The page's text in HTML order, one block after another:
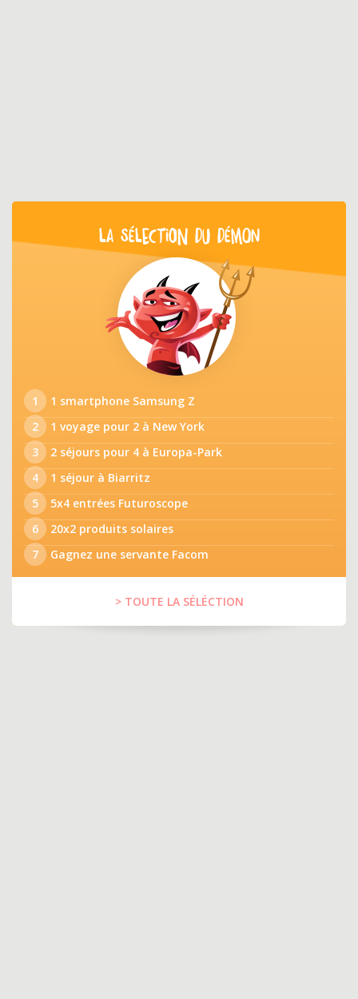
LA SÉLECTION DU DÉMON
1
1 smartphone Samsung Z
2
1 voyage pour 2 à New York
3
2 séjours pour 4 à Europa-Park
4
1 séjour à Biarritz
5
5x4 entrées Futuroscope
6
20x2 produits solaires
7
Gagnez une servante Facom
> TOUTE LA SÉLÉCTION